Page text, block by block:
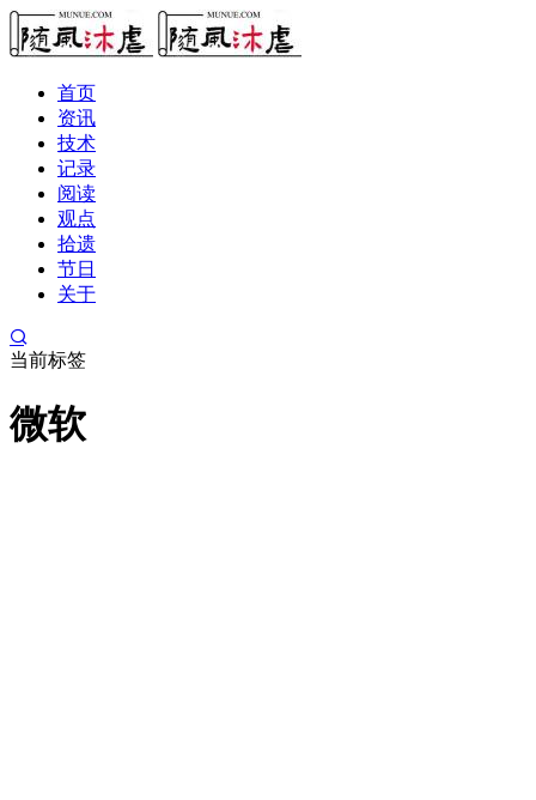
首页
资讯
技术
记录
阅读
观点
拾遗
节日
关于
当前标签
微软